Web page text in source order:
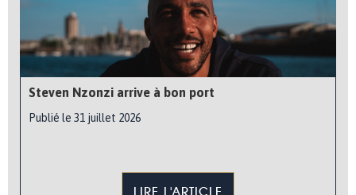
Steven Nzonzi arrive à bon port
Publié le 31 juillet 2026
LIRE L'ARTICLE